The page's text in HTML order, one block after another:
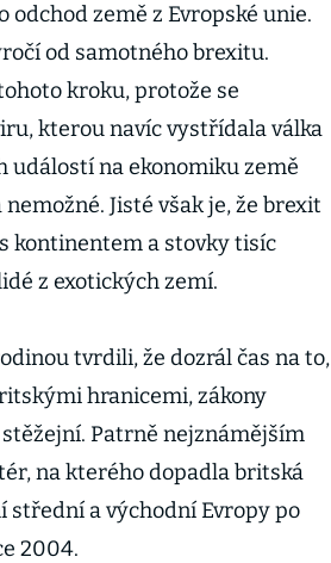
země z Evropské unie.
od samotného brexitu.
kroku, protože se
kterou navíc vystřídala válka
událostí na ekonomiku země
Jisté však je, že brexit
kontinentem a stovky tisíc
z exotických zemí.
tvrdili, že dozrál čas na to,
hranicemi, zákony
Patrně nejznámějším
na kterého dopadla britská
střední a východní Evropy po
2004.